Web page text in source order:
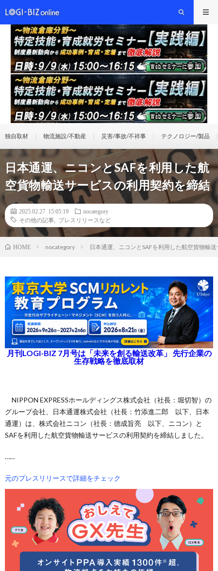
独自取材 物流施設/不動産 災害/事故/不祥事 テクノロジー/製品
日本通運、ニコンとSAFを利用した航
空貨物輸送サービスの利用契約を締結
2025.02.27 15:05:19
nocategory
その他の記事
プレスリリースなど
HOME nocategory 日本通運、ニコンとSAFを利用した航空貨物輸
月刊LOGI-BIZ 7月号は「未来を創る輸送改革」 先行企業の
生存戦略を徹底取材
NIPPON EXPRESSホールディングス株式会社（社長：堀切智）の
グループ会社、日本通運株式会社（社長：竹添進二郎 以下、日本
通運）は、株式会社ニコン（社長：德成旨亮 以下、ニコン）と
SAFを利用した航空貨物輸送サービスの利用契約を締結しました。
……
元のプレスリリースで詳細をチェック